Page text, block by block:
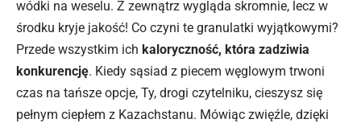
wódki na weselu. Z zewnątrz wygląda skromnie, lecz w
środku kryje jakość! Co czyni te granulatki wyjątkowymi?
Przede wszystkim ich kaloryczność, która zadziwia
konkurencję. Kiedy sąsiad z piecem węglowym trwoni
czas na tańsze opcje, Ty, drogi czytelniku, cieszysz się
pełnym ciepłem z Kazachstanu. Mówiąc zwięźle, dzięki